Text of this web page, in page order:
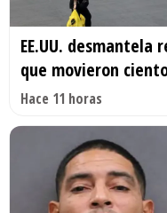
EE.UU. desmantela
que movieron
Hace 11 horas